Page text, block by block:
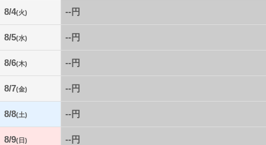
8/4(火) --円
8/5(水) --円
8/6(木) --円
8/7(金) --円
8/8(土) --円
8/9(日) --円